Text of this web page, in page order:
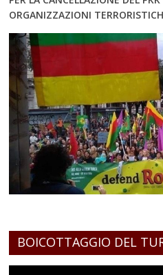
ORGANIZZAZIONI
BOICOTTAGGIO DEL